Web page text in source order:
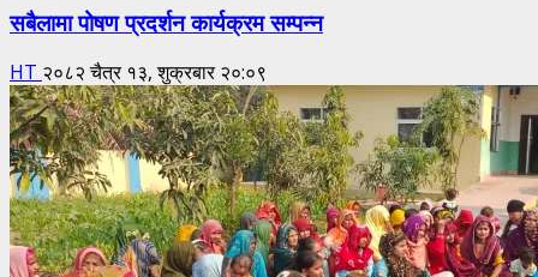
सबैलामा पोषण प्रदर्शन कार्यक्रम सम्पन्न
HT २०८२ चैत्र १३, शुक्रबार २०:०९